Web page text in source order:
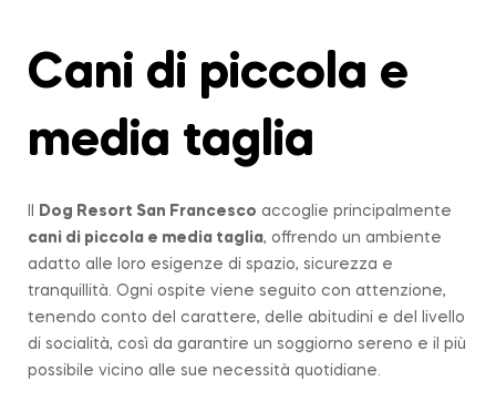
Cani di piccola e
media taglia
Dog Resort San Francesco accoglie principalmente
cani di piccola e media taglia, offrendo un ambiente
adatto alle loro esigenze di spazio, sicurezza e
tranquillità. Ogni ospite viene seguito con attenzione,
tenendo conto del carattere, delle abitudini e del livello
di socialità, così da garantire un soggiorno sereno e il più
possibile vicino alle sue necessità quotidiane.